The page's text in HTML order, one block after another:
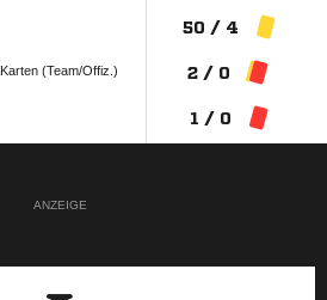
Karten (Team/Offiz.)
50 / 4
2 / 0
1 / 0
ANZEIGE